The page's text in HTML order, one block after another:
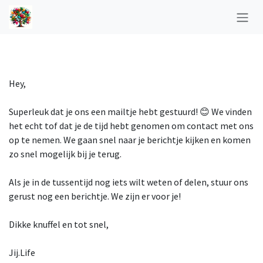
Overslaan naar inhoud
Hey,
Superleuk dat je ons een mailtje hebt gestuurd! 😊 We vinden
het echt tof dat je de tijd hebt genomen om contact met ons
op te nemen. We gaan snel naar je berichtje kijken en komen
zo snel mogelijk bij je terug.
Als je in de tussentijd nog iets wilt weten of delen, stuur ons
gerust nog een berichtje. We zijn er voor je!
Dikke knuffel en tot snel,
Jij.Life